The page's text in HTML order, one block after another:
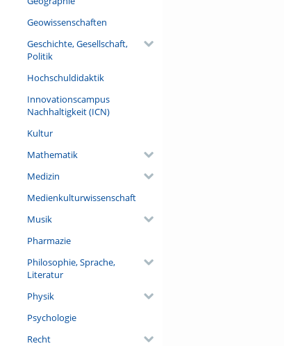
Geowissenschaften
Geschichte, Gesellschaft,
Politik
Hochschuldidaktik
Innovationscampus
Nachhaltigkeit (ICN)
Kultur
Mathematik
Medizin
Medienkulturwissenschaft
Musik
Pharmazie
Philosophie, Sprache,
Literatur
Physik
Psychologie
Recht